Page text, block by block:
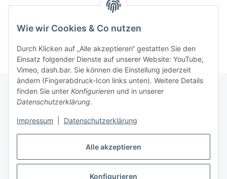
Alle akzeptieren
Konfigurieren
Wie wir Cookies & Co nutzen
Durch Klicken auf „Alle akzeptieren“ gestatten Sie den
Einsatz folgender Dienste auf unserer Website: YouTube,
Vimeo, dash.bar. Sie können die Einstellung jederzeit
ändern (Fingerabdruck-Icon links unten). Weitere Details
finden Sie unter Konfigurieren und in unserer
Datenschutzerklärung.
Impressum Datenschutzerklärung
Gesetzliche Informationen